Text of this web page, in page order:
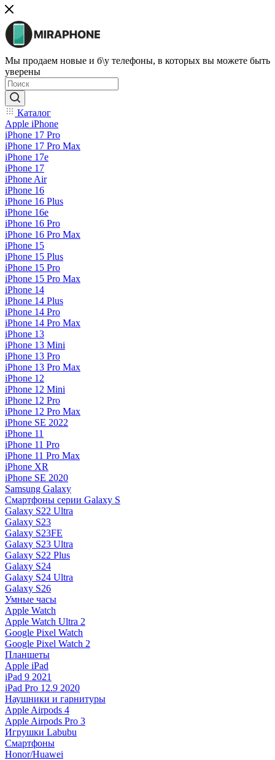
Мы продаем новые и б\у телефоны, в которых вы можете быть
уверены
Каталог
Apple iPhone
iPhone 17 Pro
iPhone 17 Pro Max
iPhone 17e
iPhone 17
iPhone Air
iPhone 16
iPhone 16 Plus
iPhone 16e
iPhone 16 Pro
iPhone 16 Pro Max
iPhone 15
iPhone 15 Plus
iPhone 15 Pro
iPhone 15 Pro Max
iPhone 14
iPhone 14 Plus
iPhone 14 Pro
iPhone 14 Pro Max
iPhone 13
iPhone 13 Mini
iPhone 13 Pro
iPhone 13 Pro Max
iPhone 12
iPhone 12 Mini
iPhone 12 Pro
iPhone 12 Pro Max
iPhone SE 2022
iPhone 11
iPhone 11 Pro
iPhone 11 Pro Max
iPhone XR
iPhone SE 2020
Samsung Galaxy
Смартфоны серии Galaxy S
Galaxy S22 Ultra
Galaxy S23
Galaxy S23FE
Galaxy S23 Ultra
Galaxy S22 Plus
Galaxy S24
Galaxy S24 Ultra
Galaxy S26
Умные часы
Apple Watch
Apple Watch Ultra 2
Google Pixel Watch
Google Pixel Watch 2
Планшеты
Apple iPad
iPad 9 2021
iPad Pro 12.9 2020
Наушники и гарнитуры
Apple Airpods 4
Apple Airpods Pro 3
Игрушки Labubu
Смартфоны
Honor/Huawei